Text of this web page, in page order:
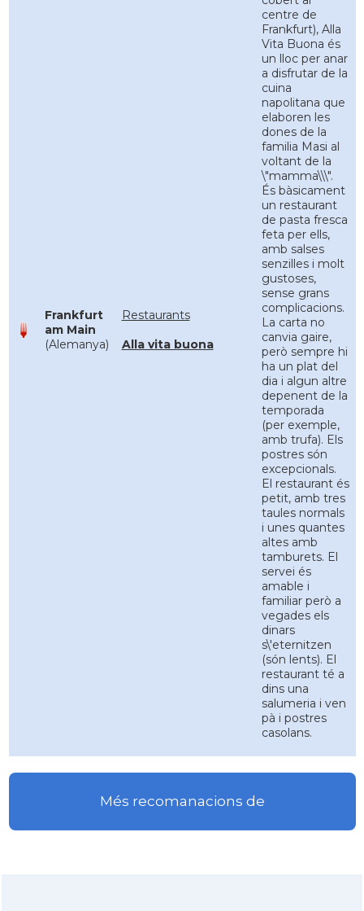
Frankfurt
am Main
(Alemanya)
Restaurants
Alla vita buona
centre de
Frankfurt), Alla
Vita Buona és
un lloc per anar
a disfrutar de la
cuina
napolitana que
elaboren les
dones de la
familia Masi al
voltant de la
\"mamma\\\".
És bàsicament
un restaurant
de pasta fresca
feta per ells,
amb salses
senzilles i molt
gustoses,
sense grans
complicacions.
La carta no
canvia gaire,
però sempre hi
ha un plat del
dia i algun altre
depenent de la
temporada
(per exemple,
amb trufa). Els
postres són
excepcionals.
El restaurant és
petit, amb tres
taules normals
i unes quantes
altes amb
tamburets. El
servei és
amable i
familiar però a
vegades els
dinars
s\'eternitzen
(són lents). El
restaurant té a
dins una
salumeria i ven
pà i postres
casolans.
Més recomanacions de